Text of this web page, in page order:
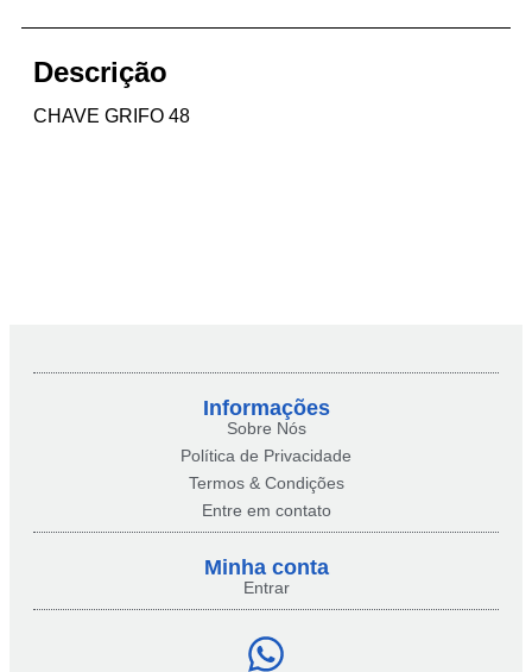
Descrição
CHAVE GRIFO 48
Informações
Sobre Nós
Política de Privacidade
Termos & Condições
Entre em contato
Minha conta​
Entrar